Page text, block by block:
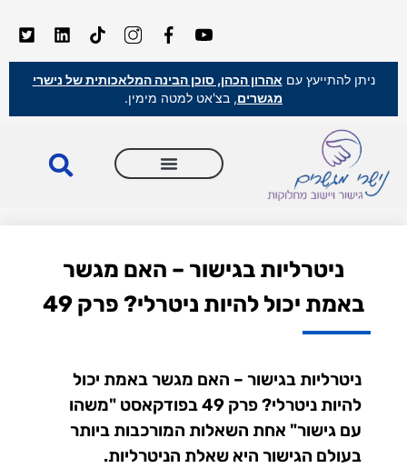
ניתן להתייעץ עם אהרון הכהן, סוכן הבינה המלאכותית של נישרי
מגשרים, בצ'אט למטה מימין.
ניטרליות בגישור – האם מגשר
באמת יכול להיות ניטרלי? פרק 49
ניטרליות בגישור – האם מגשר באמת יכול
להיות ניטרלי? פרק 49 בפודקאסט "משהו
עם גישור" אחת השאלות המורכבות ביותר
בעולם הגישור היא שאלת הניטרליות.